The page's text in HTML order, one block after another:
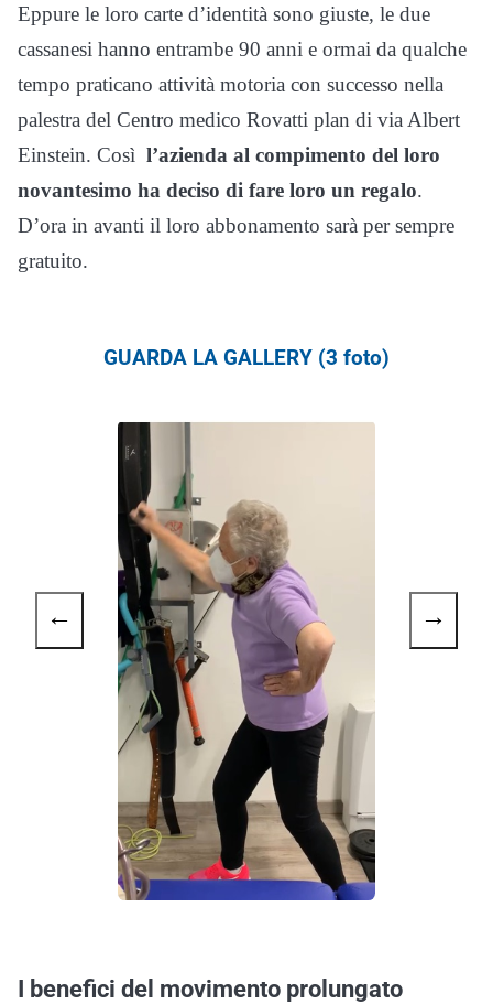
Eppure le loro carte d’identità sono giuste, le due
cassanesi hanno entrambe 90 anni e ormai da qualche
tempo praticano attività motoria con successo nella
palestra del Centro medico Rovatti plan di via Albert
Einstein. Così l’azienda al compimento del loro
novantesimo ha deciso di fare loro un regalo.
D’ora in avanti il loro abbonamento sarà per sempre
gratuito.
GUARDA LA GALLERY (3 foto)
← →
I benefici del movimento prolungato